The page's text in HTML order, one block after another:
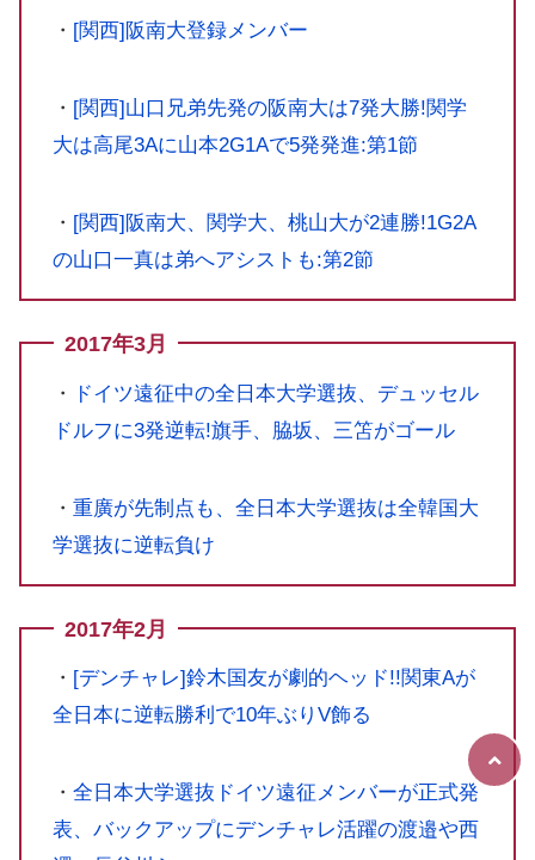
・ [関西]阪南大登録メンバー
・ [関西]山口兄弟先発の阪南大は7発大勝!関学
大は高尾3Aに山本2G1Aで5発発進:第1節
・ [関西]阪南大、関学大、桃山大が2連勝!1G2A
の山口一真は弟へアシストも:第2節
2017年3月
・
ドイツ遠征中の全日本大学選抜、デュッセル
ドルフに3発逆転!旗手、脇坂、三笘がゴール
・ 重廣が先制点も、全日本大学選抜は全韓国大
学選抜に逆転負け
2017年2月
・ [デンチャレ]鈴木国友が劇的ヘッド!!関東Aが
全日本に逆転勝利で10年ぶりV飾る
・ 全日本大学選抜ドイツ遠征メンバーが正式発
表、バックアップにデンチャレ活躍の渡邉や西